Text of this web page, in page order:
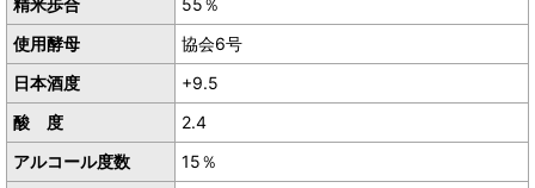
使用酵母
協会6号
日本酒度
+9.5
酸 度
2.4
アルコール度数
15％